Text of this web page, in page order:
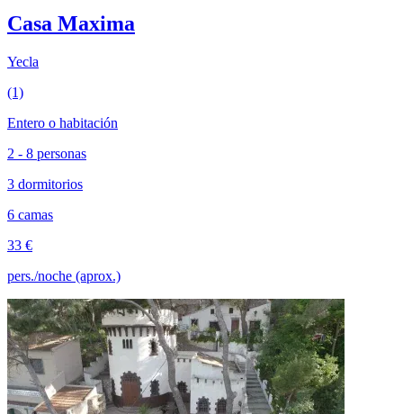
Casa Maxima
Yecla
(1)
Entero o habitación
2 - 8 personas
3 dormitorios
6 camas
33 €
pers./noche (aprox.)